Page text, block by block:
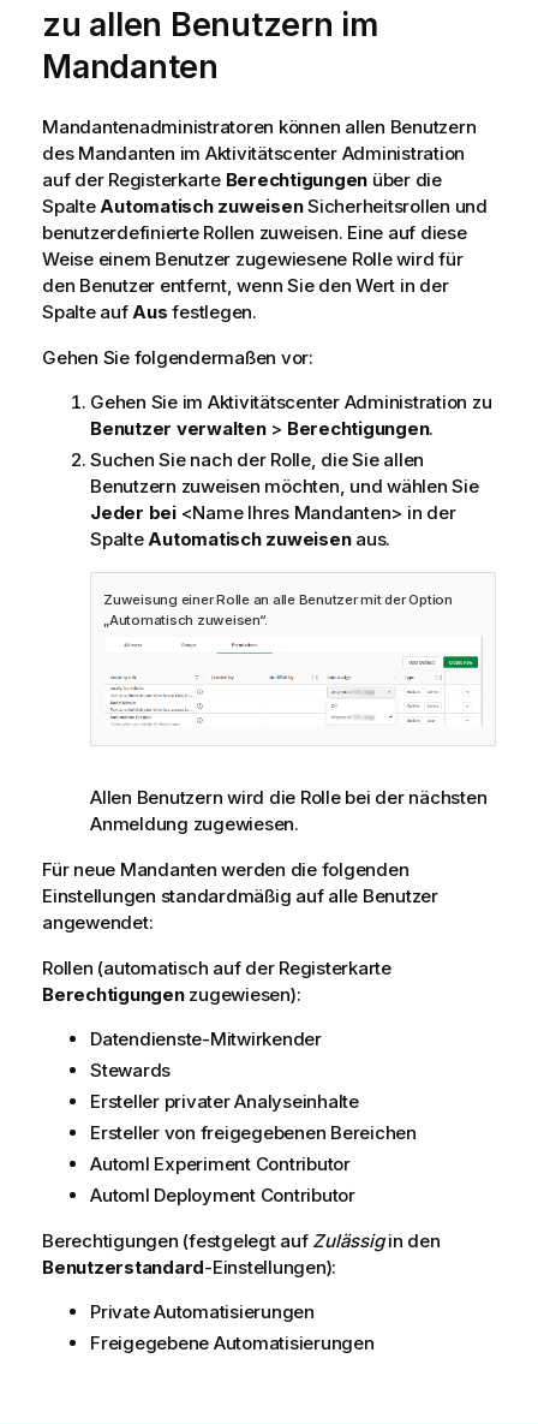
i
zu allen Benutzern im
Mandanten
Mandantenadministratoren können allen Benutzern
des Mandanten im Aktivitätscenter Administration
auf der Registerkarte Berechtigungen über die
SpalteAutomatisch zuweisenSicherheitsrollen und
benutzerdefinierte Rollen zuweisen. Eine auf diese
Weise einem Benutzer zugewiesene Rolle wird für
den Benutzer entfernt, wenn Sie den Wert in der
Spalte aufAus festlegen.
Gehen Sie folgendermaßen vor:
Gehen Sie im Aktivitätscenter Administration zu
Benutzer verwalten> Berechtigungen.
Suchen Sie nach der Rolle, die Sie allen
Benutzern zuweisen möchten, und wählen Sie
Jeder bei<Name Ihres Mandanten> in der
SpalteAutomatisch zuweisenaus.
Zuweisung einer Rolle an alle Benutzer mit der Option
„Automatisch zuweisen“.
Allen Benutzern wird die Rolle bei der nächsten
Anmeldung zugewiesen.
Für neue Mandanten werden die folgenden
Einstellungen standardmäßig auf alle Benutzer
angewendet:
Rollen (automatisch auf der Registerkarte
Berechtigungenzugewiesen):
Datendienste-Mitwirkender
Stewards
Ersteller privater Analyseinhalte
Ersteller von freigegebenen Bereichen
Automl Experiment Contributor
Automl Deployment Contributor
Berechtigungen (festgelegt auf Zulässigin den
Benutzerstandard-Einstellungen):
Private Automatisierungen
Freigegebene Automatisierungen